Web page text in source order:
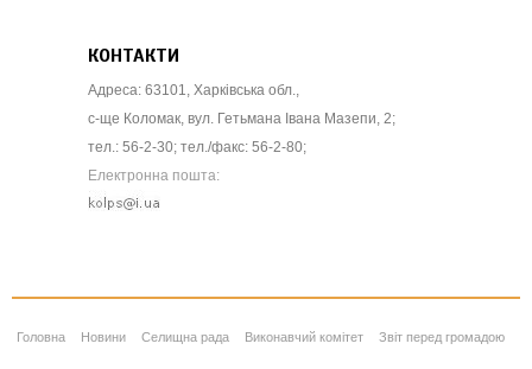
КОНТАКТИ
Адреса: 63101, Харківська обл.,
с-ще Коломак, вул. Гетьмана Івана Мазепи, 2;
тел.: 56-2-30; тел./факс: 56-2-80;
Електронна пошта:
Головна Новини Селищна рада Виконавчий комітет Звіт перед громадою